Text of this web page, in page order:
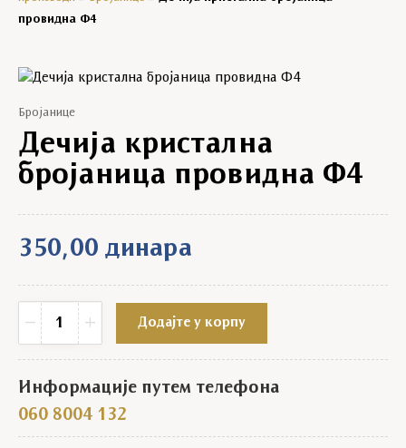
провидна Ф4
Бројанице
Дечија кристална
бројаница провидна Ф4
350,00 динара
−
Дечија кристална бројаница провидна Ф4 quantity
+ Додајте у корпу
Информације путем телефона
060 8004 132